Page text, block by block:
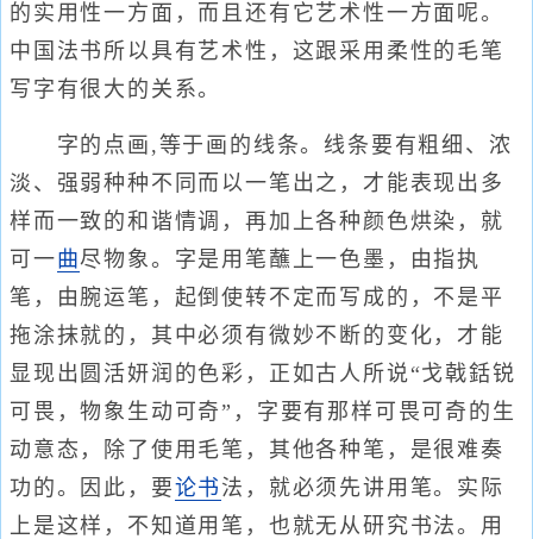
的实用性一方面，而且还有它艺术性一方面呢。
中国法书所以具有艺术性，这跟采用柔性的毛笔
写字有很大的关系。
字的点画,等于画的线条。线条要有粗细、浓
淡、强弱种种不同而以一笔出之，才能表现出多
样而一致的和谐情调，再加上各种颜色烘染，就
可一曲尽物象。字是用笔蘸上一色墨，由指执
笔，由腕运笔，起倒使转不定而写成的，不是平
拖涂抹就的，其中必须有微妙不断的变化，才能
显现出圆活妍润的色彩，正如古人所说“戈戟銛锐
可畏，物象生动可奇”，字要有那样可畏可奇的生
动意态，除了使用毛笔，其他各种笔，是很难奏
功的。因此，要论书 法，就必须先讲用笔。实际
上是这样，不知道用笔，也就无从研究书法。用